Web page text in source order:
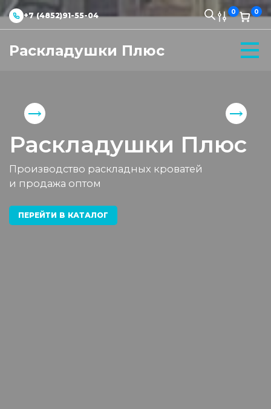
+7 (4852)91-55-04 0 0
Раскладушки Плюс
Раскладушки Плюс
Производство раскладных кроватей
и продажа оптом
ПЕРЕЙТИ В КАТАЛОГ